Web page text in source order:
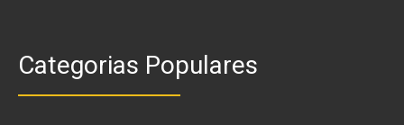
Categorias Populares